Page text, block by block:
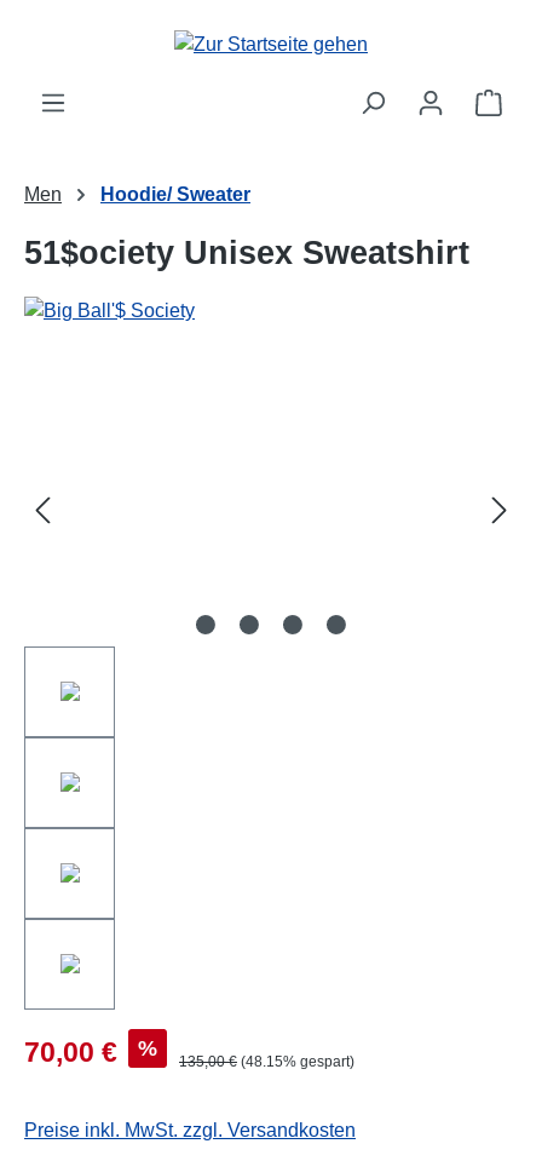
Men Hoodie/ Sweater
51$ociety Unisex Sweatshirt
70,00 € %
135,00 € (48.15% gespart)
Preise inkl. MwSt. zzgl. Versandkosten